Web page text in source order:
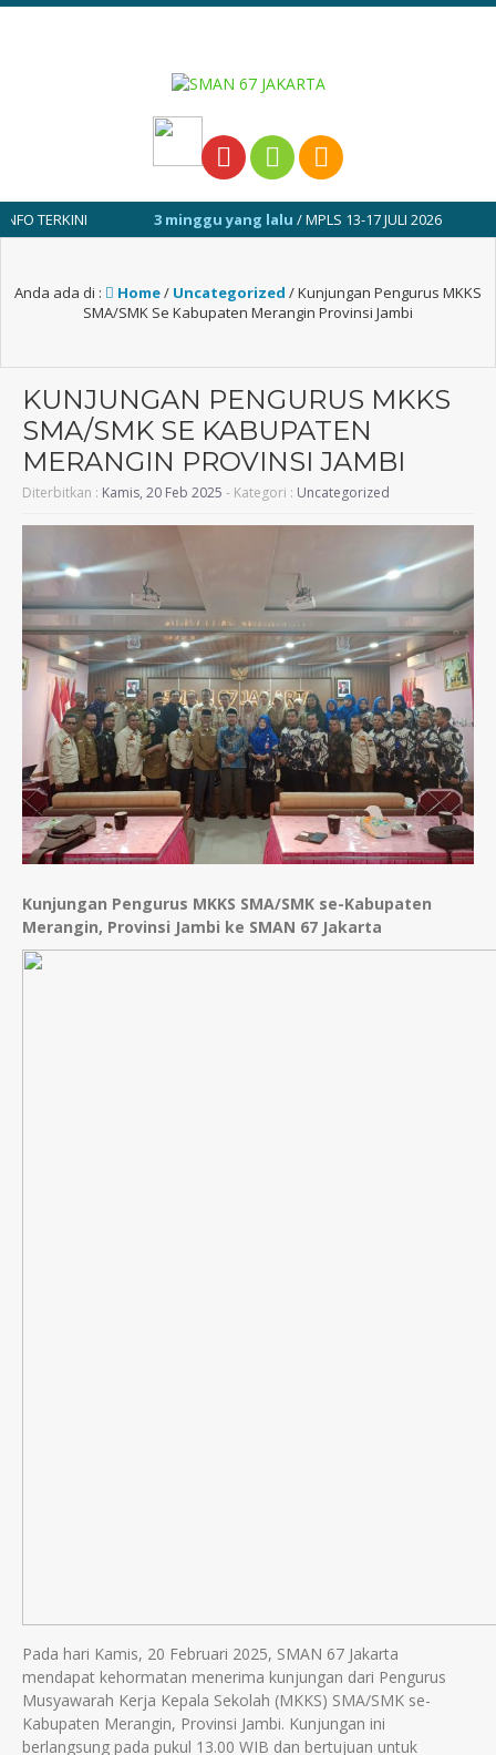
3 minggu yang lalu/ MPLS 13-17 JULI 2026 1 tahun
Anda ada di : Home/ Uncategorized /Kunjungan Pengurus MKKS
SMA/SMK Se Kabupaten Merangin Provinsi Jambi
KUNJUNGAN PENGURUS MKKS
SMA/SMK SE KABUPATEN
MERANGIN PROVINSI JAMBI
Diterbitkan : Kamis, 20 Feb 2025 - Kategori : Uncategorized
Kunjungan Pengurus MKKS SMA/SMK se-Kabupaten
Merangin, Provinsi Jambi ke SMAN 67 Jakarta
Pada hari Kamis, 20 Februari 2025, SMAN 67 Jakarta
mendapat kehormatan menerima kunjungan dari Pengurus
Musyawarah Kerja Kepala Sekolah (MKKS) SMA/SMK se-
Kabupaten Merangin, Provinsi Jambi. Kunjungan ini
berlangsung pada pukul 13.00 WIB dan bertujuan untuk